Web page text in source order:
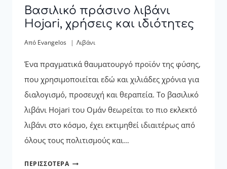
Βασιλικό πράσινο λιβάνι
Hojari, χρήσεις και ιδιότητες
Από Evangelos Λιβάνι
Ένα πραγματικά θαυματουργό προϊόν της φύσης,
που χρησιμοποιείται εδώ και χιλιάδες χρόνια για
διαλογισμό, προσευχή και θεραπεία. Το βασιλικό
λιβάνι Hojari του Ομάν θεωρείται το πιο εκλεκτό
λιβάνι στο κόσμο, έχει εκτιμηθεί ιδιαιτέρως από
όλους τους πολιτισμούς και…
ΠΕΡΙΣΣΌΤΕΡΑ ΒΑΣΙΛΙΚΌ